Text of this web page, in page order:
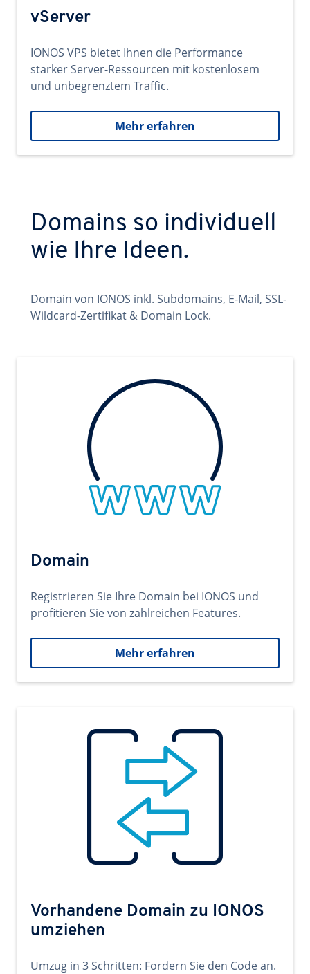
vServer
IONOS VPS bietet Ihnen die Performance
starker Server-Ressourcen mit kostenlosem
und unbegrenztem Traffic.
Mehr erfahren
Domains so individuell
wie Ihre Ideen.
Domain von IONOS inkl. Subdomains, E-Mail, SSL-
Wildcard-Zertifikat & Domain Lock.
Domain
Registrieren Sie Ihre Domain bei IONOS und
profitieren Sie von zahlreichen Features.
Mehr erfahren
Vorhandene Domain zu IONOS
umziehen
Umzug in 3 Schritten: Fordern Sie den Code an.